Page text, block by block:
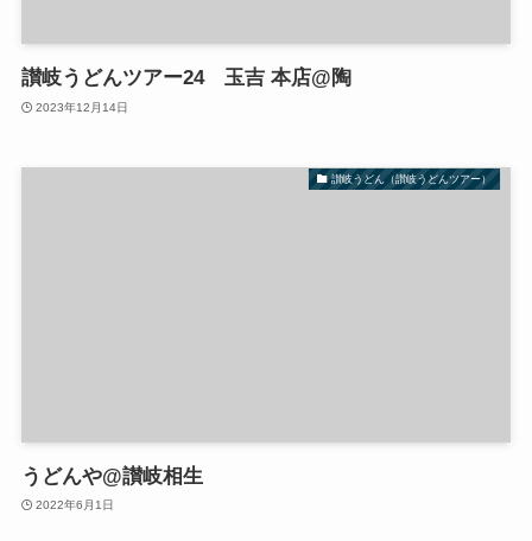
讃岐うどんツアー24 玉吉 本店@陶
2023年12月14日
讃岐うどん（讃岐うどんツアー）
うどんや@讃岐相生
2022年6月1日